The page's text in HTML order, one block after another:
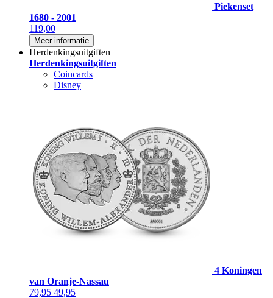
Piekenset
1680 - 2001
119,00
Meer informatie
Herdenkingsuitgiften
Herdenkingsuitgiften
Coincards
Disney
4 Koningen
van Oranje-Nassau
79,95 49,95